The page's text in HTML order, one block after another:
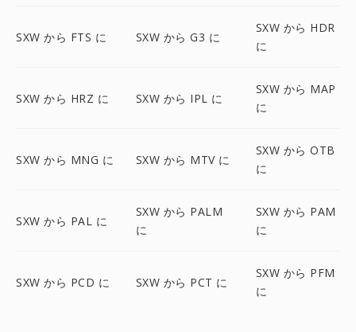
SXW から FTS に SXW から G3 に
SXW から HDR
に
SXW から HRZ に SXW から IPL に
SXW から MAP
に
SXW から MNG に SXW から MTV に
SXW から OTB
に
SXW から PAL に
SXW から PALM
に
SXW から PAM
に
SXW から PCD に SXW から PCT に
SXW から PFM
に